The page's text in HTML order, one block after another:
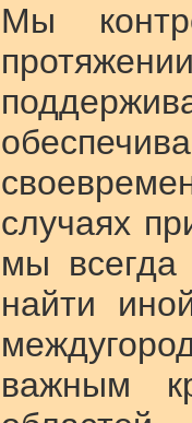
Мы
случаях
мы
найти
важным